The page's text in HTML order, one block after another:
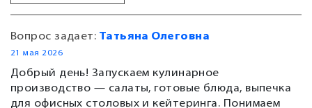
Вопрос задает: Татьяна Олеговна
21 мая 2026
Добрый день! Запускаем кулинарное
производство — салаты, готовые блюда, выпечка
для офисных столовых и кейтеринга. Понимаем